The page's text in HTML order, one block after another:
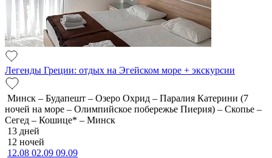
Легенды Греции: отдых на Эгейском море + экскурсии
Минск – Будапешт – Озеро Охрид – Паралия Катерини (7
ночей на море – Олимпийское побережье Пиерия) – Скопье –
Сегед – Кошице* – Минск
13 дней
12 ночей
12.08 02.09 09.09